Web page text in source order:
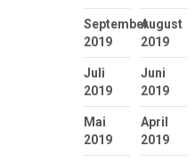
September
2019
August
2019
Juli
2019
Juni
2019
Mai
2019
April
2019